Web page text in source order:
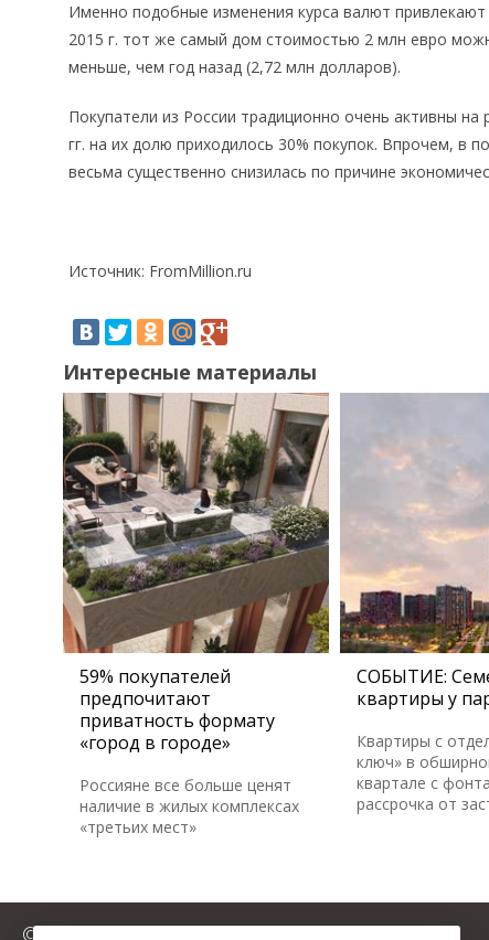
Именно подобные изменения курса валют
2015 г. тот же самый дом стоимостью 2 млн евро
меньше, чем год назад (2,72 млн долларов).
Покупатели из России традиционно очень активны
гг. на их долю приходилось 30% покупок. Впрочем, в
весьма существенно снизилась по причине
Источник: FromMillion.ru
Интересные материалы
59% покупателей
предпочитают
приватность формату
«город в городе»
Россияне все больше ценят
наличие в жилых комплексах
«третьих мест»
СОБЫТИЕ:
квартиры у
Квартиры с
ключ» в
квартале с
рассрочка от
© 2025 FromMillion.ru